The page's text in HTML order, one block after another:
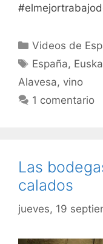
Categorías
Videos de
Etiquetas
España,
Alavesa, vino
1 comentario
Las
calados
jueves, 19